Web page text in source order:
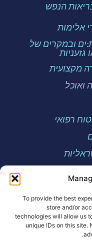
To provide the best
store and/or
technologies will allow us
unique IDs on this site.
הנפש
אלימות
ובמקרים של
גזעניות
מקצועית
ואוכל
רפואי